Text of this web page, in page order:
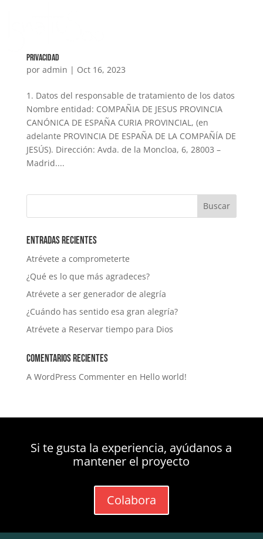
Privacidad
por admin | Oct 16, 2023
1. Datos del responsable de tratamiento de los datos
Nombre entidad: COMPAÑIA DE JESUS PROVINCIA
CANÓNICA DE ESPAÑA CURIA PROVINCIAL, (en
adelante PROVINCIA DE ESPAÑA DE LA COMPAÑÍA DE
JESÚS). Dirección: Avda. de la Moncloa, 6, 28003 –
Madrid....
Entradas recientes
Atrévete a comprometerte
¿Qué es lo que más agradeces?
Atrévete a ser generador de alegría
¿Cuándo has sentido esa gran alegría?
Atrévete a Reservar tiempo para Dios
Comentarios recientes
A WordPress Commenteren Hello world!
Si te gusta la experiencia, ayúdanos a
mantener el proyecto
Colabora